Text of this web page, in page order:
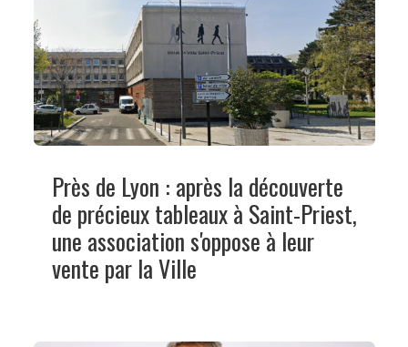
Près de Lyon : après la découverte
de précieux tableaux à Saint-Priest,
une association s'oppose à leur
vente par la Ville